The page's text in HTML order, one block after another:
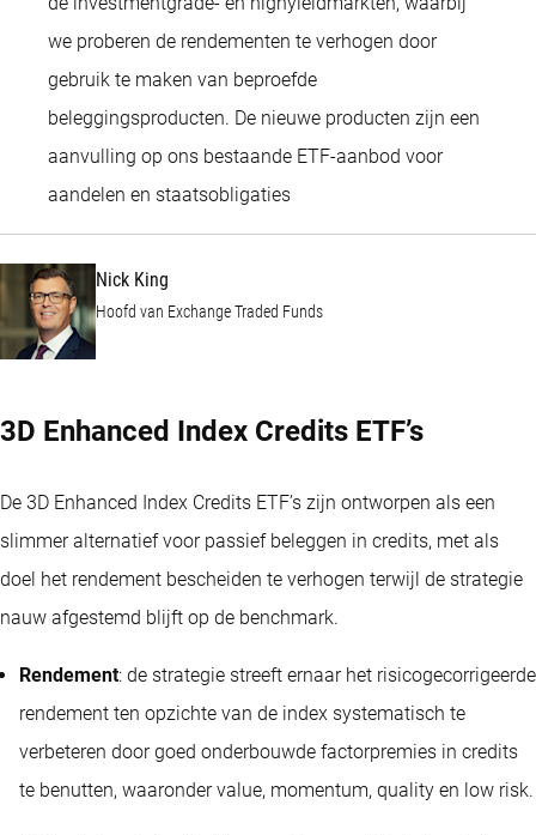
we proberen de rendementen te verhogen door
gebruik te maken van beproefde
beleggingsproducten. De nieuwe producten zijn een
aanvulling op ons bestaande ETF-aanbod voor
aandelen en staatsobligatiesNick King
Nick King
Hoofd van Exchange Traded Funds
3D Enhanced Index Credits ETF’s
De 3D Enhanced Index Credits ETF’s zijn ontworpen als een
slimmer alternatief voor passief beleggen in credits, met als
doel het rendement bescheiden te verhogen terwijl de strategie
nauw afgestemd blijft op de benchmark.
Rendement: de strategie streeft ernaar het risicogecorrigeerde
rendement ten opzichte van de index systematisch te
verbeteren door goed onderbouwde factorpremies in credits
te benutten, waaronder value, momentum, quality en low risk.